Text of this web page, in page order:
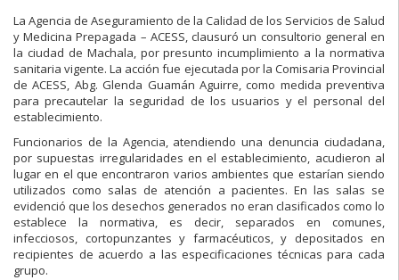
La Agencia de Aseguramiento de la Calidad de los Servicios de Salud
y Medicina Prepagada – ACESS, clausuró un consultorio general en
la ciudad de Machala, por presunto incumplimiento a la normativa
sanitaria vigente. La acción fue ejecutada por la Comisaria Provincial
de ACESS, Abg. Glenda Guamán Aguirre, como medida preventiva
para precautelar la seguridad de los usuarios y el personal del
establecimiento.
Funcionarios de la Agencia, atendiendo una denuncia ciudadana,
por supuestas irregularidades en el establecimiento, acudieron al
lugar en el que encontraron varios ambientes que estarían siendo
utilizados como salas de atención a pacientes. En las salas se
evidenció que los desechos generados no eran clasificados como lo
establece la normativa, es decir, separados en comunes,
infecciosos, cortopunzantes y farmacéuticos, y depositados en
recipientes de acuerdo a las especificaciones técnicas para cada
grupo.